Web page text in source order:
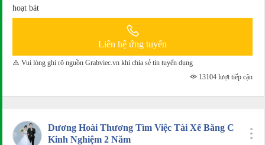
hoạt bát
Liên hệ ứng tuyển
Vui lòng ghi rõ nguồn Grabviec.vn khi chia sẻ tin tuyển dụng
13104 lượt tiếp cận
Dương Hoài Thương Tìm Việc Tài Xế Bằng C
Kinh Nghiệm 2 Năm